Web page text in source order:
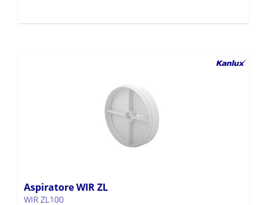
Aspiratore WIR ZL
WIR ZL100